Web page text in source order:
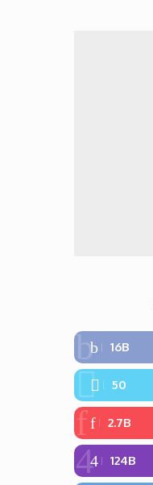
16B
50
2.7B
124B